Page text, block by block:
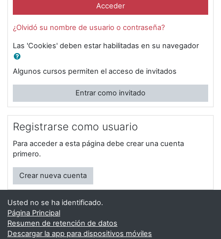
Acceder
¿Olvidó su nombre de usuario o contraseña?
Las 'Cookies' deben estar habilitadas en su navegador
Algunos cursos permiten el acceso de invitados
Entrar como invitado
Registrarse como usuario
Para acceder a esta página debe crear una cuenta
primero.
Crear nueva cuenta
Usted no se ha identificado.
Página Principal
Resumen de retención de datos
Descargar la app para dispositivos móviles